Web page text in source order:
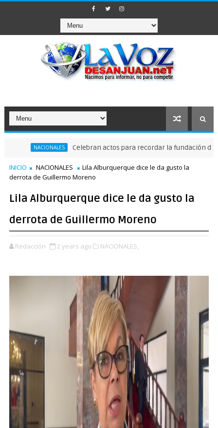
NACIONALES Celebran actos para recordar la fundación de Santo
INICIO NACIONALES
Lila Alburquerque dice le da gusto la
derrota de Guillermo Moreno
Lila Alburquerque dice le da gusto la
derrota de Guillermo Moreno
Redacción 2 years ago NACIONALES,